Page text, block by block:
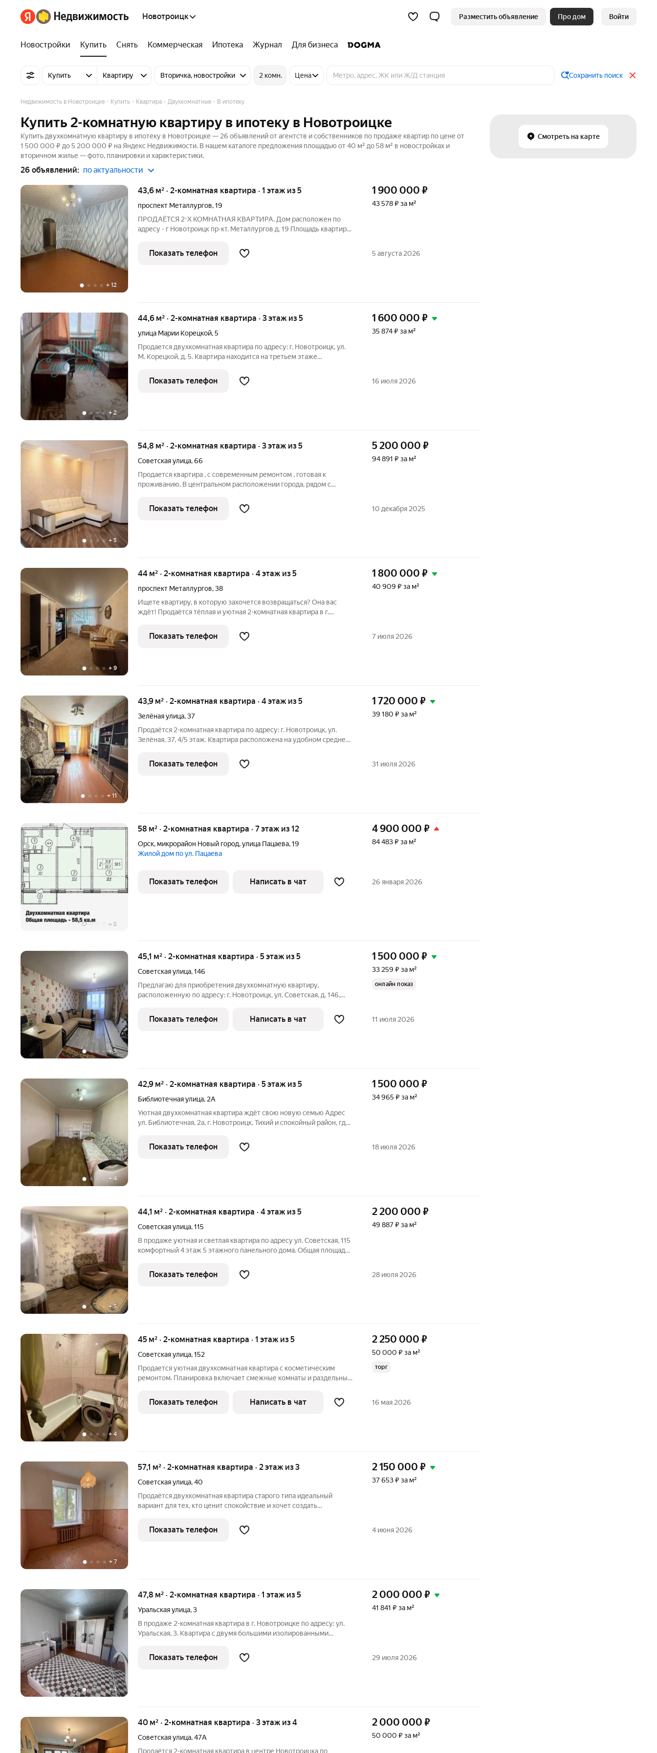
Новотроицк Разместить объявление Про дом Войти
Новостройки Купить Снять Коммерческая Ипотека Журнал Для бизнеса
Купить Квартиру Вторичка, новостройки 2 комн. Цена Сохранить поиск
Смотреть на карте
Недвижимость в Новотроицке Купить Квартира Двухкомнатные В ипотеку
Купить 2-комнатную квартиру в ипотеку в Новотроицке
Купить двухкомнатную квартиру в ипотеку в Новотроицке — 26 объявлений от агентств и собственников по продаже квартир по цене от
1 500 000 ₽ до 5 200 000 ₽ на Яндекс Недвижимости. В нашем каталоге предложения площадью от 40 м² до 58 м² в новостройках и
вторичном жилье — фото, планировки и характеристики.
26 объявлений: по актуальности
+ 12
43,6 м² · 2-комнатная квартира · 1 этаж из 5
проспект Металлургов,19
ПРОДАЁТСЯ 2-Х КОМНАТНАЯ КВАРТИРА. Дом расположен по
адресу - г Новотроицк пр-кт. Металлургов д. 19 Площадь квартиры
раздельный - чистый подъезд - ухоженная придомовая
территория Остановка
1 900 000 ₽
43 578 ₽ за м²
Показать телефон 5 августа 2026
+ 2
44,6 м² · 2-комнатная квартира · 3 этаж из 5
улица Марии Корецкой,5
Продается двухкомнатная квартира по адресу: г. Новотроицк, ул.
М. Корецкой, д. 5. Квартира находится на третьем этаже
железобетонными перекрытиями. Район с развитой
инфраструктурой: в шаговой
1 600 000 ₽
35 874 ₽ за м²
Показать телефон 16 июля 2026
+ 5
54,8 м² · 2-комнатная квартира · 3 этаж из 5
Советская улица,66
Продается квартира , с современным ремонтом , готовая к
проживанию. В центральном расположении города, рядом с
-аптеки -школа -сетевые магазины -спортивные комплексы
-городской парк Во
5 200 000 ₽
94 891 ₽ за м²
Показать телефон 10 декабря 2025
+ 9
44 м² · 2-комнатная квартира · 4 этаж из 5
проспект Металлургов,38
Ищете квартиру, в которую захочется возвращаться? Она вас
ждёт! Продаётся тёплая и уютная 2-комнатная квартира в г.
для вашей семьи! Вся основная мебель и техника остаются -
можно въезжать
1 800 000 ₽
40 909 ₽ за м²
Показать телефон 7 июля 2026
+ 11
43,9 м² · 2-комнатная квартира · 4 этаж из 5
Зелёная улица,37
Продаётся 2-комнатная квартира по адресу: г. Новотроицк, ул.
Зелёная, 37, 4/5 этаж. Квартира расположена на удобном среднем
комфортного проживания. Установлены пластиковые окна,
санузел
1 720 000 ₽
39 180 ₽ за м²
Показать телефон 31 июля 2026
+ 3
58 м² · 2-комнатная квартира · 7 этаж из 12
Орск, микрорайон Новый город,улица Пацаева,19
Жилой дом по ул. Пацаева
4 900 000 ₽
84 483 ₽ за м²
Показать телефон Написать в чат 26 января 2026
+5
45,1 м² · 2-комнатная квартира · 5 этаж из 5
Советская улица,146
Предлагаю для приобретения двухкомнатную квартиру,
расположенную по адресу: г. Новотроицк, ул. Советская, д. 146,
площадью 45,1 м2. Дом построен в 1973 году. Квартира с удобной
планировкой
1 500 000 ₽
33 259 ₽ за м²
онлайн показ
Показать телефон Написать в чат 11 июля 2026
+4
42,9 м² · 2-комнатная квартира · 5 этаж из 5
Библиотечная улица, 2А
Уютная двухкомнатная квартира ждёт свою новую семью Адрес
ул. Библиотечная, 2а, г. Новотроицк. Тихий и спокойный район, где
новыми пластиковыми окнами и надёжной металлической
дверью.
1 500 000 ₽
34 965 ₽ за м²
Показать телефон 18 июля 2026
+5
44,1 м² · 2-комнатная квартира · 4 этаж из 5
Советская улица,115
В продаже уютная и светлая квартира по адресу ул. Советская, 115
комфортный 4 этаж 5 этажного панельного дома. Общая площадь
хочется возвращаться после рабочего дня. Квартира расположена
2 200 000 ₽
49 887 ₽ за м²
Показать телефон 28 июля 2026
+ 4
45 м² · 2-комнатная квартира · 1 этаж из 5
Советская улица,152
Продается уютная двухкомнатная квартира с косметическим
ремонтом. Планировка включает смежные комнаты и раздельный
квартире хорошее естественное освещение. Квартира находится
на первом этаже,
2 250 000 ₽
50 000 ₽ за м²
торг
Показать телефон Написать в чат 16 мая 2026
+7
57,1 м² · 2-комнатная квартира · 2 этаж из 3
Советская улица,40
Продаётся двухкомнатная квартира старого типа идеальный
вариант для тех, кто ценит спокойствие и хочет создать
этаже трёхэтажного кирпичного дома 1952 года постройки: такой
материал
2 150 000 ₽
37 653 ₽ за м²
Показать телефон 4 июня 2026
+4
47,8 м² · 2-комнатная квартира · 1 этаж из 5
Уральская улица,3
В продаже 2-комнатная квартира в г. Новотроицке по адресу: ул.
Уральская, 3. Квартира с двумя большими изолированными
семьи. Состояние квартиры позволяет сделать ремонт под свой
вкус и
2 000 000 ₽
41 841 ₽ за м²
Показать телефон 29 июля 2026
40 м² · 2-комнатная квартира · 3 этаж из 4
Советская улица,47А
Продаётся 2-комнатная квартира в центре Новотроицка по
2 000 000 ₽
50 000 ₽ за м²